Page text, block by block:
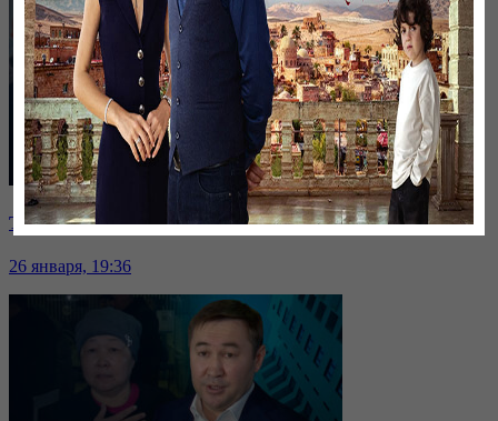
Таразда ТЭЦ қызметкерлері жалақы көтеруді талап етті
26 января, 19:36